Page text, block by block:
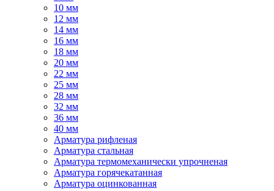
10 мм
12 мм
14 мм
16 мм
18 мм
20 мм
22 мм
25 мм
28 мм
32 мм
36 мм
40 мм
Арматура рифленая
Арматура стальная
Арматура термомеханически упрочненая
Арматура горячекатанная
Арматура оцинкованная